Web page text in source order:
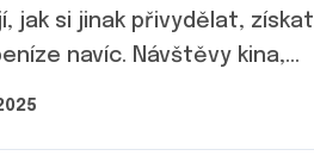
jak si jinak přivydělat, získat
navíc. Návštěvy kina,...